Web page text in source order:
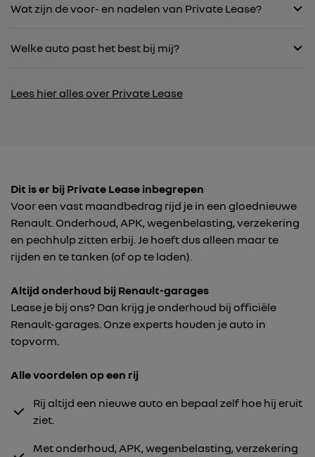
Wat zijn de voor- en nadelen van Private Lease?
Welke auto past het best bij mij?
Lees hier alles over Private Lease
Dit is er bij Private Lease inbegrepen
Voor een vast maandbedrag rijd je in een gloednieuwe
Renault. Onderhoud, APK, wegenbelasting, verzekering
en pechhulp zitten erbij. Je hoeft dus alleen maar te
rijden en te tanken (of op te laden).
Altijd onderhoud bij Renault-garages
Lease je bij ons? Dan krijg je onderhoud bij officiële
Renault-garages. Onze experts houden je auto in
topvorm.
Alle voordelen op een rij
Rij altijd een nieuwe auto en bepaal zelf hoe hij eruit
ziet.
Met onderhoud, APK, wegenbelasting, verzekering